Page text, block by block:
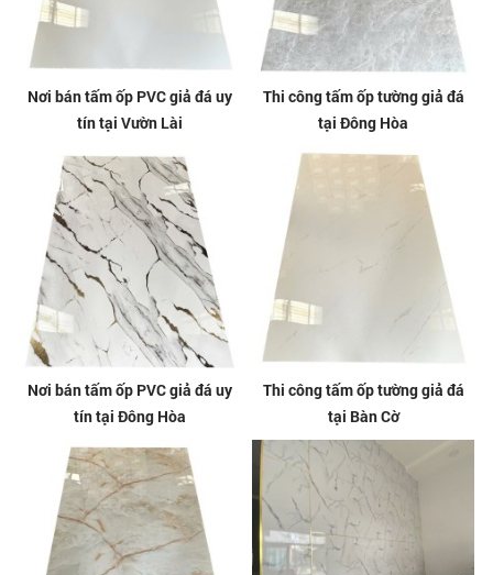
Nơi bán tấm ốp PVC giả đá uy
tín tại Vườn Lài
Thi công tấm ốp tường giả đá
tại Đông Hòa
Nơi bán tấm ốp PVC giả đá uy
tín tại Đông Hòa
Thi công tấm ốp tường giả đá
tại Bàn Cờ